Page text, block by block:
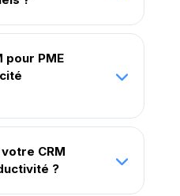
pour PME
CRM
?